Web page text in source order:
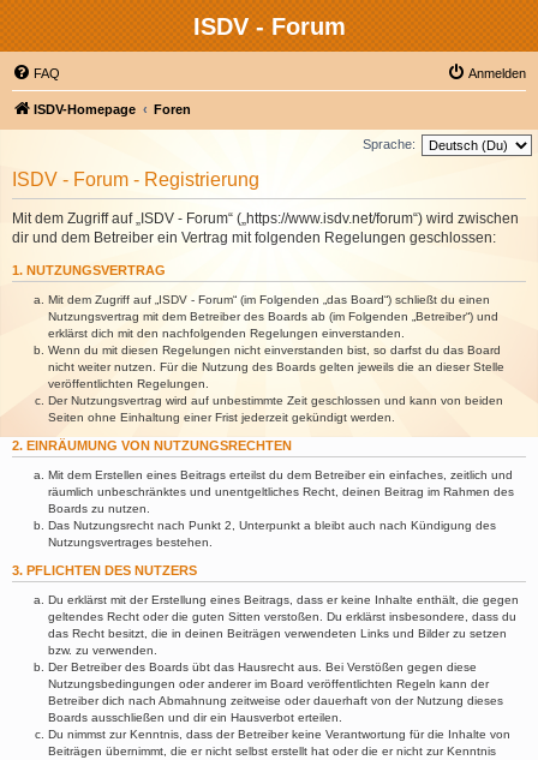
ISDV - Forum
FAQ Anmelden
ISDV-Homepage Foren
Sprache:
ISDV - Forum - Registrierung
Mit dem Zugriff auf „ISDV - Forum“ („https://www.isdv.net/forum“) wird zwischen
dir und dem Betreiber ein Vertrag mit folgenden Regelungen geschlossen:
1. NUTZUNGSVERTRAG
Mit dem Zugriff auf „ISDV - Forum“ (im Folgenden „das Board“) schließt du einen
Nutzungsvertrag mit dem Betreiber des Boards ab (im Folgenden „Betreiber“) und
erklärst dich mit den nachfolgenden Regelungen einverstanden.
Wenn du mit diesen Regelungen nicht einverstanden bist, so darfst du das Board
nicht weiter nutzen. Für die Nutzung des Boards gelten jeweils die an dieser Stelle
veröffentlichten Regelungen.
Der Nutzungsvertrag wird auf unbestimmte Zeit geschlossen und kann von beiden
Seiten ohne Einhaltung einer Frist jederzeit gekündigt werden.
2. EINRÄUMUNG VON NUTZUNGSRECHTEN
Mit dem Erstellen eines Beitrags erteilst du dem Betreiber ein einfaches, zeitlich und
räumlich unbeschränktes und unentgeltliches Recht, deinen Beitrag im Rahmen des
Boards zu nutzen.
Das Nutzungsrecht nach Punkt 2, Unterpunkt a bleibt auch nach Kündigung des
Nutzungsvertrages bestehen.
3. PFLICHTEN DES NUTZERS
Du erklärst mit der Erstellung eines Beitrags, dass er keine Inhalte enthält, die gegen
geltendes Recht oder die guten Sitten verstoßen. Du erklärst insbesondere, dass du
das Recht besitzt, die in deinen Beiträgen verwendeten Links und Bilder zu setzen
bzw. zu verwenden.
Der Betreiber des Boards übt das Hausrecht aus. Bei Verstößen gegen diese
Nutzungsbedingungen oder anderer im Board veröffentlichten Regeln kann der
Betreiber dich nach Abmahnung zeitweise oder dauerhaft von der Nutzung dieses
Boards ausschließen und dir ein Hausverbot erteilen.
Du nimmst zur Kenntnis, dass der Betreiber keine Verantwortung für die Inhalte von
Beiträgen übernimmt, die er nicht selbst erstellt hat oder die er nicht zur Kenntnis